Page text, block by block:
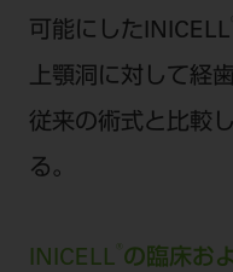
可能にしたINICELL
上顎洞に対して経
従来の術式と比較
る。
INICELL ® の臨床お